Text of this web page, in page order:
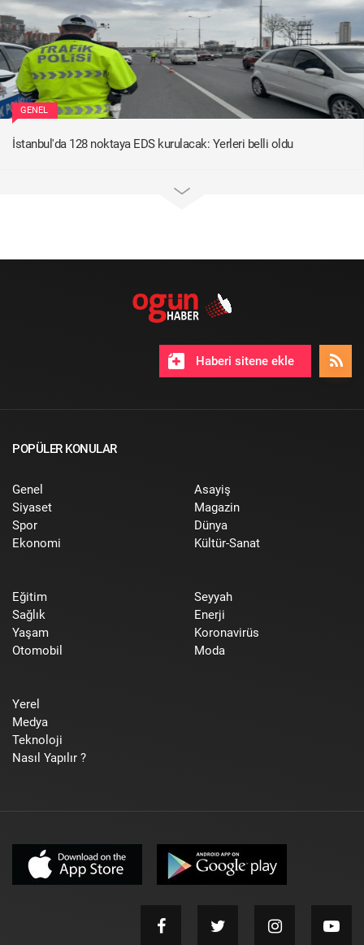
GENEL
İstanbul'da 128 noktaya EDS kurulacak: Yerleri belli oldu
Haberi sitene ekle
POPÜLER KONULAR
Genel
Siyaset
Spor
Ekonomi
Asayiş
Magazin
Dünya
Kültür-Sanat
Eğitim
Sağlık
Yaşam
Otomobil
Seyyah
Enerji
Koronavirüs
Moda
Yerel
Medya
Teknoloji
Nasıl Yapılır ?